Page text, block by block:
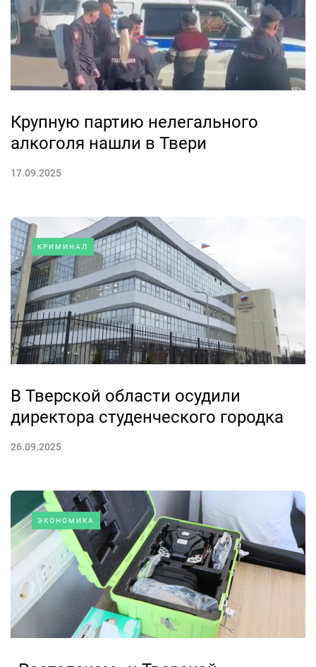
Крупную партию нелегального
алкоголя нашли в Твери
17.09.2025
КРИМИНАЛ
В Тверской области осудили
директора студенческого городка
26.09.2025
ЭКОНОМИКА